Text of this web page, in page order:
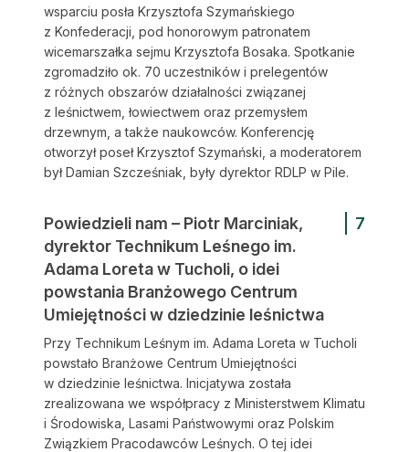
wsparciu posła Krzysztofa Szymańskiego
z Konfederacji, pod honorowym patronatem
wicemarszałka sejmu Krzysztofa Bosaka. Spotkanie
zgromadziło ok. 70 uczestników i prelegentów
z różnych obszarów działalności związanej
z leśnictwem, łowiectwem oraz przemysłem
drzewnym, a także naukowców. Konferencję
otworzył poseł Krzysztof Szymański, a moderatorem
był Damian Szcześniak, były dyrektor RDLP w Pile.
Powiedzieli nam – Piotr Marciniak,
dyrektor Technikum Leśnego im.
Adama Loreta w Tucholi, o idei
powstania Branżowego Centrum
Umiejętności w dziedzinie leśnictwa
7
Przy Technikum Leśnym im. Adama Loreta w Tucholi
powstało Branżowe Centrum Umiejętności
w dziedzinie leś­nictwa. Inicjatywa została
zrealizowana we współpracy z Ministerstwem Klimatu
i Środowiska, Lasami Państwowymi oraz Polskim
Związkiem Pracodawców Leśnych. O tej idei